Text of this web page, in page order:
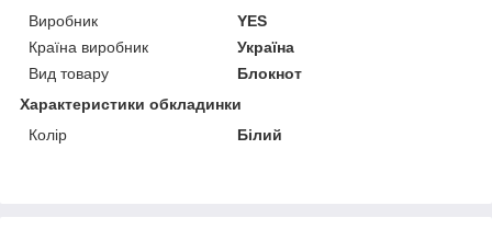
Виробник
YES
Країна виробник
Україна
Вид товару
Блокнот
Характеристики обкладинки
Колір
Білий